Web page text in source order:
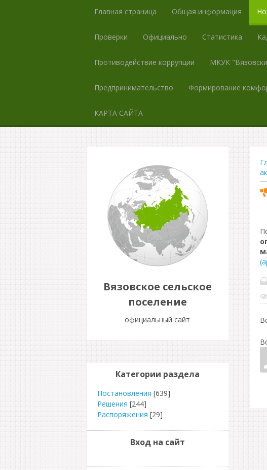
Главная страница Общая информация
Проверки Официально Статистика
Противодействие коррупции МКУК
Предпринимательство Формирование
КАРТА САЙТА
Вязовское сельское
поселение
официальный сайт
Категории раздела
Постановления [639]
Решения [244]
Распоряжения [29]
Вход на сайт